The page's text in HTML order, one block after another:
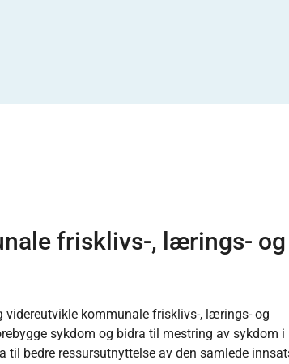
frisklivs-, lærings- og
kommunale frisklivs-, lærings- og
sykdom og bidra til mestring av sykdom i
bedre ressursutnyttelse av den samlede